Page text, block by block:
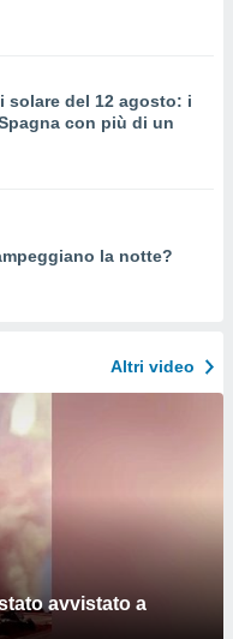
solare del 12 agosto: i
con più di un
la notte?
Altri video
avvistato a